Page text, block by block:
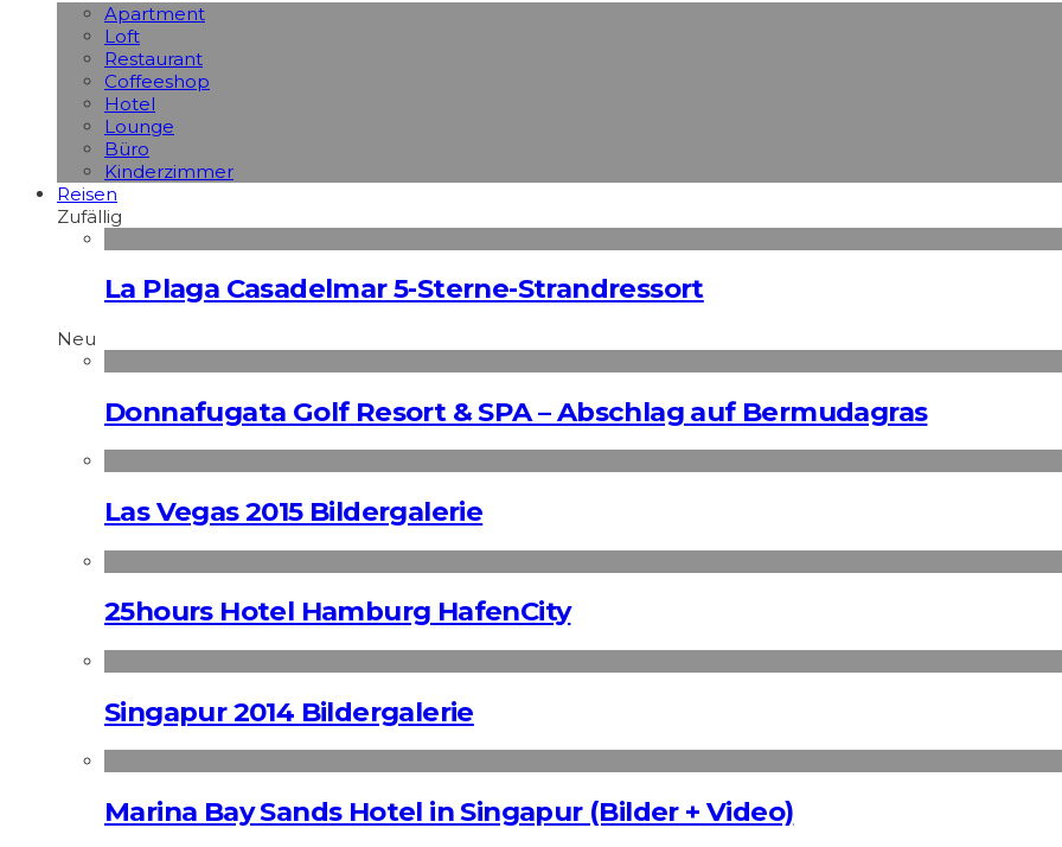
Apart­ment
Loft
Restaurant
Coffeeshop
Hotel
Lounge
Büro
Kinderzimmer
Reisen
Zufällig
La Plaga Casadelmar 5-Sterne-Strandressort
Neu
Donnafugata Golf Resort & SPA – Abschlag auf Bermudagras
Las Vegas 2015 Bildergalerie
25hours Hotel Hamburg HafenCity
Singapur 2014 Bildergalerie
Marina Bay Sands Hotel in Singapur (Bilder + Video)